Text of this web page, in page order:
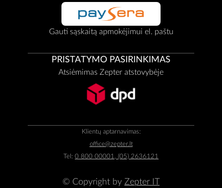
Gauti sąskaitą apmokėjimui el. paštu
PRISTATYMO PASIRINKIMAS
Atsiėmimas Zepter atstovybėje
Klientų aptarnavimas:
office@zepter.lt
Tel: 0 800 00001, (05) 2636121
© Copyright by Zepter IT